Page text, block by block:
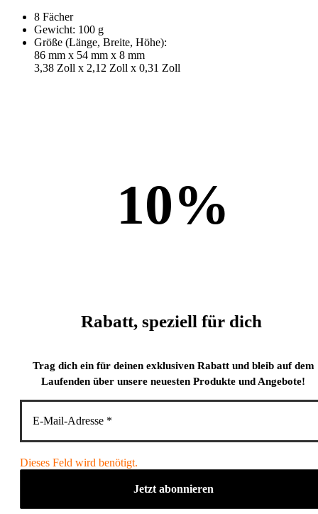
8 Fächer
Gewicht: 100 g
Größe (Länge, Breite, Höhe):
86 mm x 54 mm x 8 mm
3,38 Zoll x 2,12 Zoll x 0,31 Zoll
10%
Rabatt, speziell für dich
Trag dich ein für deinen exklusiven Rabatt und bleib auf dem
Laufenden über unsere neuesten Produkte und Angebote!
Dieses Feld wird benötigt.